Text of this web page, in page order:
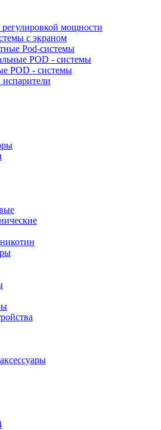
мощности
с экраном
Pod-системы
POD - системы
POD - системы